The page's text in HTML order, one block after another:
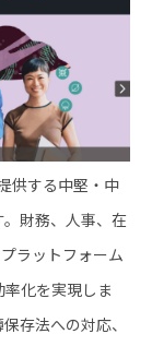
供する中堅・中
財務、人事、在
ラットフォーム
化を実現しま
存法への対応、